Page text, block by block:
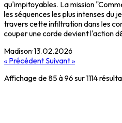
qu'impitoyables. La mission
les séquences les plus intenses du
travers cette infiltration dans les
couper une corde devient l'action
Madison·13.02.2026
« Précédent Suivant »
Affichage de85à96sur1114